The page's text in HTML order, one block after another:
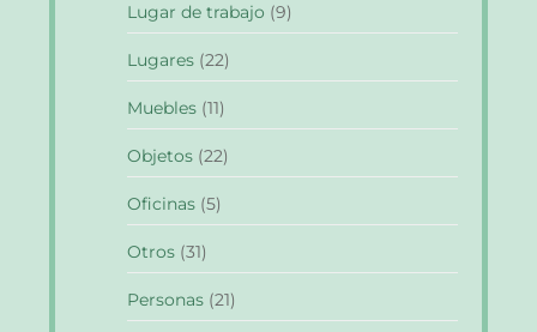
Lugar de trabajo (9)
Lugares (22)
Muebles (11)
Objetos (22)
Oficinas (5)
Otros (31)
Personas (21)